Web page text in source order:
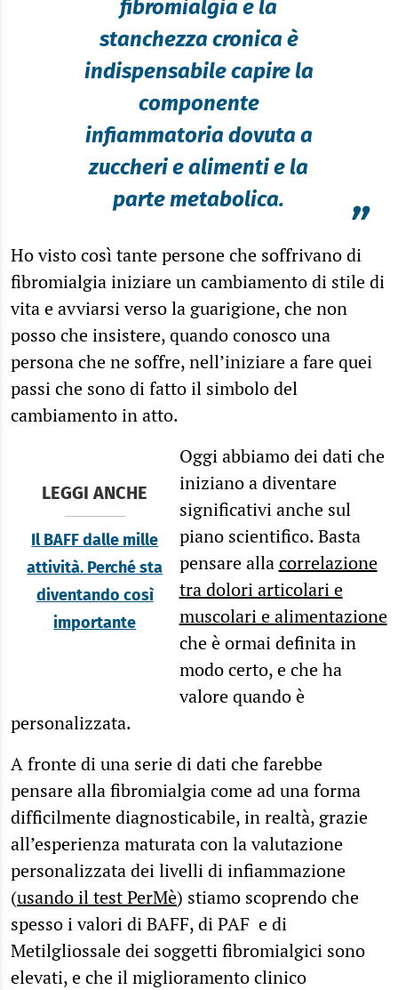
fibromialgia e la
stanchezza cronica è
indispensabile capire la
componente
infiammatoria dovuta a
zuccheri e alimenti e la
parte metabolica.
”
Ho visto così tante persone che soffrivano di
fibromialgia iniziare un cambiamento di stile di
vita e avviarsi verso la guarigione, che non
posso che insistere, quando conosco una
persona che ne soffre, nell’iniziare a fare quei
passi che sono di fatto il simbolo del
cambiamento in atto.
LEGGI ANCHE
Il BAFF dalle mille
attività. Perché sta
diventando così
importante
Oggi abbiamo dei dati che
iniziano a diventare
significativi anche sul
piano scientifico. Basta
pensare allacorrelazione
tra dolori articolari e
muscolari e alimentazione
che è ormai definita in
modo certo, e che ha
valore quando è
personalizzata.
A fronte di una serie di dati che farebbe
pensare alla fibromialgia come ad una forma
difficilmente diagnosticabile, in realtà, grazie
all’esperienza maturata con la valutazione
personalizzata dei livelli di infiammazione
(usando il test PerMè) stiamo scoprendo che
spesso i valori di BAFF, di PAF e di
Metilgliossale dei soggetti fibromialgici sono
elevati, e che il miglioramento clinico